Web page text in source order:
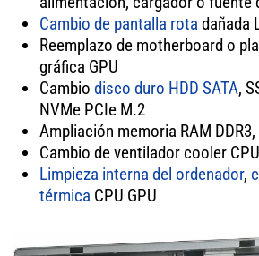
Cambio de pantalla rota dañada
Reemplazo de motherboard o
gráfica GPU
Cambio disco duro HDD SATA,
NVMe PCIe M.2
Ampliación memoria RAM DDR3,
Cambio de ventilador cooler
Limpieza interna del ordenador,
térmica CPU GPU